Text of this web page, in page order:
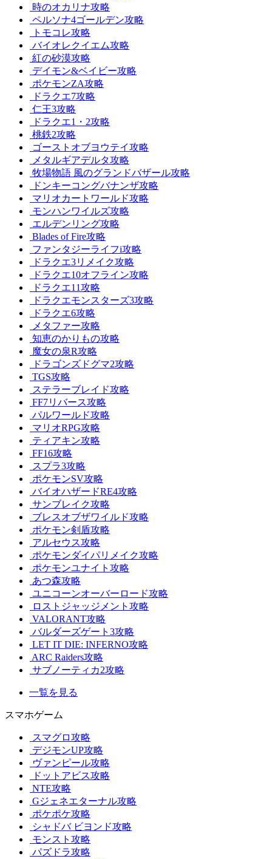
時のオカリナ攻略
ペルソナ4ゴールデン攻略
トモコレ攻略
バイオレクイエム攻略
紅の砂漠攻略
デイモン&ベイビー攻略
ポケモンZA攻略
ドラクエ7攻略
仁王3攻略
ドラクエ1・2攻略
桃鉄2攻略
ゴーストオブヨウテイ攻略
メタルギアデルタ攻略
牧場物語 風のグランドバザール攻略
ドンキーコングバナンザ攻略
マリオカートワールド攻略
モンハンワイルズ攻略
エルデンリング攻略
Blades of Fire攻略
ファンタジーライフi攻略
ドラクエ3リメイク攻略
ドラクエ10オフライン攻略
ドラクエ11攻略
ドラクエモンスターズ3攻略
ドラクエ6攻略
メタファー攻略
知恵のかりもの攻略
魔女の泉R攻略
ドラゴンズドグマ2攻略
TGS攻略
ステラーブレイド攻略
FF7リバース攻略
パルワールド攻略
マリオRPG攻略
ティアキン攻略
FF16攻略
スプラ3攻略
ポケモンSV攻略
バイオハザードRE4攻略
サンブレイク攻略
ブレスオブザワイルド攻略
ポケモン剣盾攻略
アルセウス攻略
ポケモンダイパリメイク攻略
ポケモンユナイト攻略
あつ森攻略
ユニコーンオーバーロード攻略
ロストジャッジメント攻略
VALORANT攻略
バルダーズゲート3攻略
LET IT DIE: INFERNO攻略
ARC Raiders攻略
サブノーティカ2攻略
一覧を見る
スマホゲーム
スマグロ攻略
デジモンUP攻略
ヴァンピール攻略
ドットアビス攻略
NTE攻略
Gジェネエターナル攻略
ポケポケ攻略
シャドバ ビヨンド攻略
モンスト攻略
パズドラ攻略